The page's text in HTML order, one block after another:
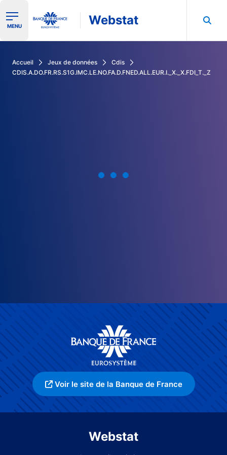
Ouvrir le menu de navigation
MENU Webstat
Accueil Jeux de données
Cdis
CDIS.A.DO.FR.RS.S1G.IMC.LE.NO.FA.D.FNED.ALL.EUR.I._X._X.FDI_T._Z
Voir le site de la Banque de France
Webstat